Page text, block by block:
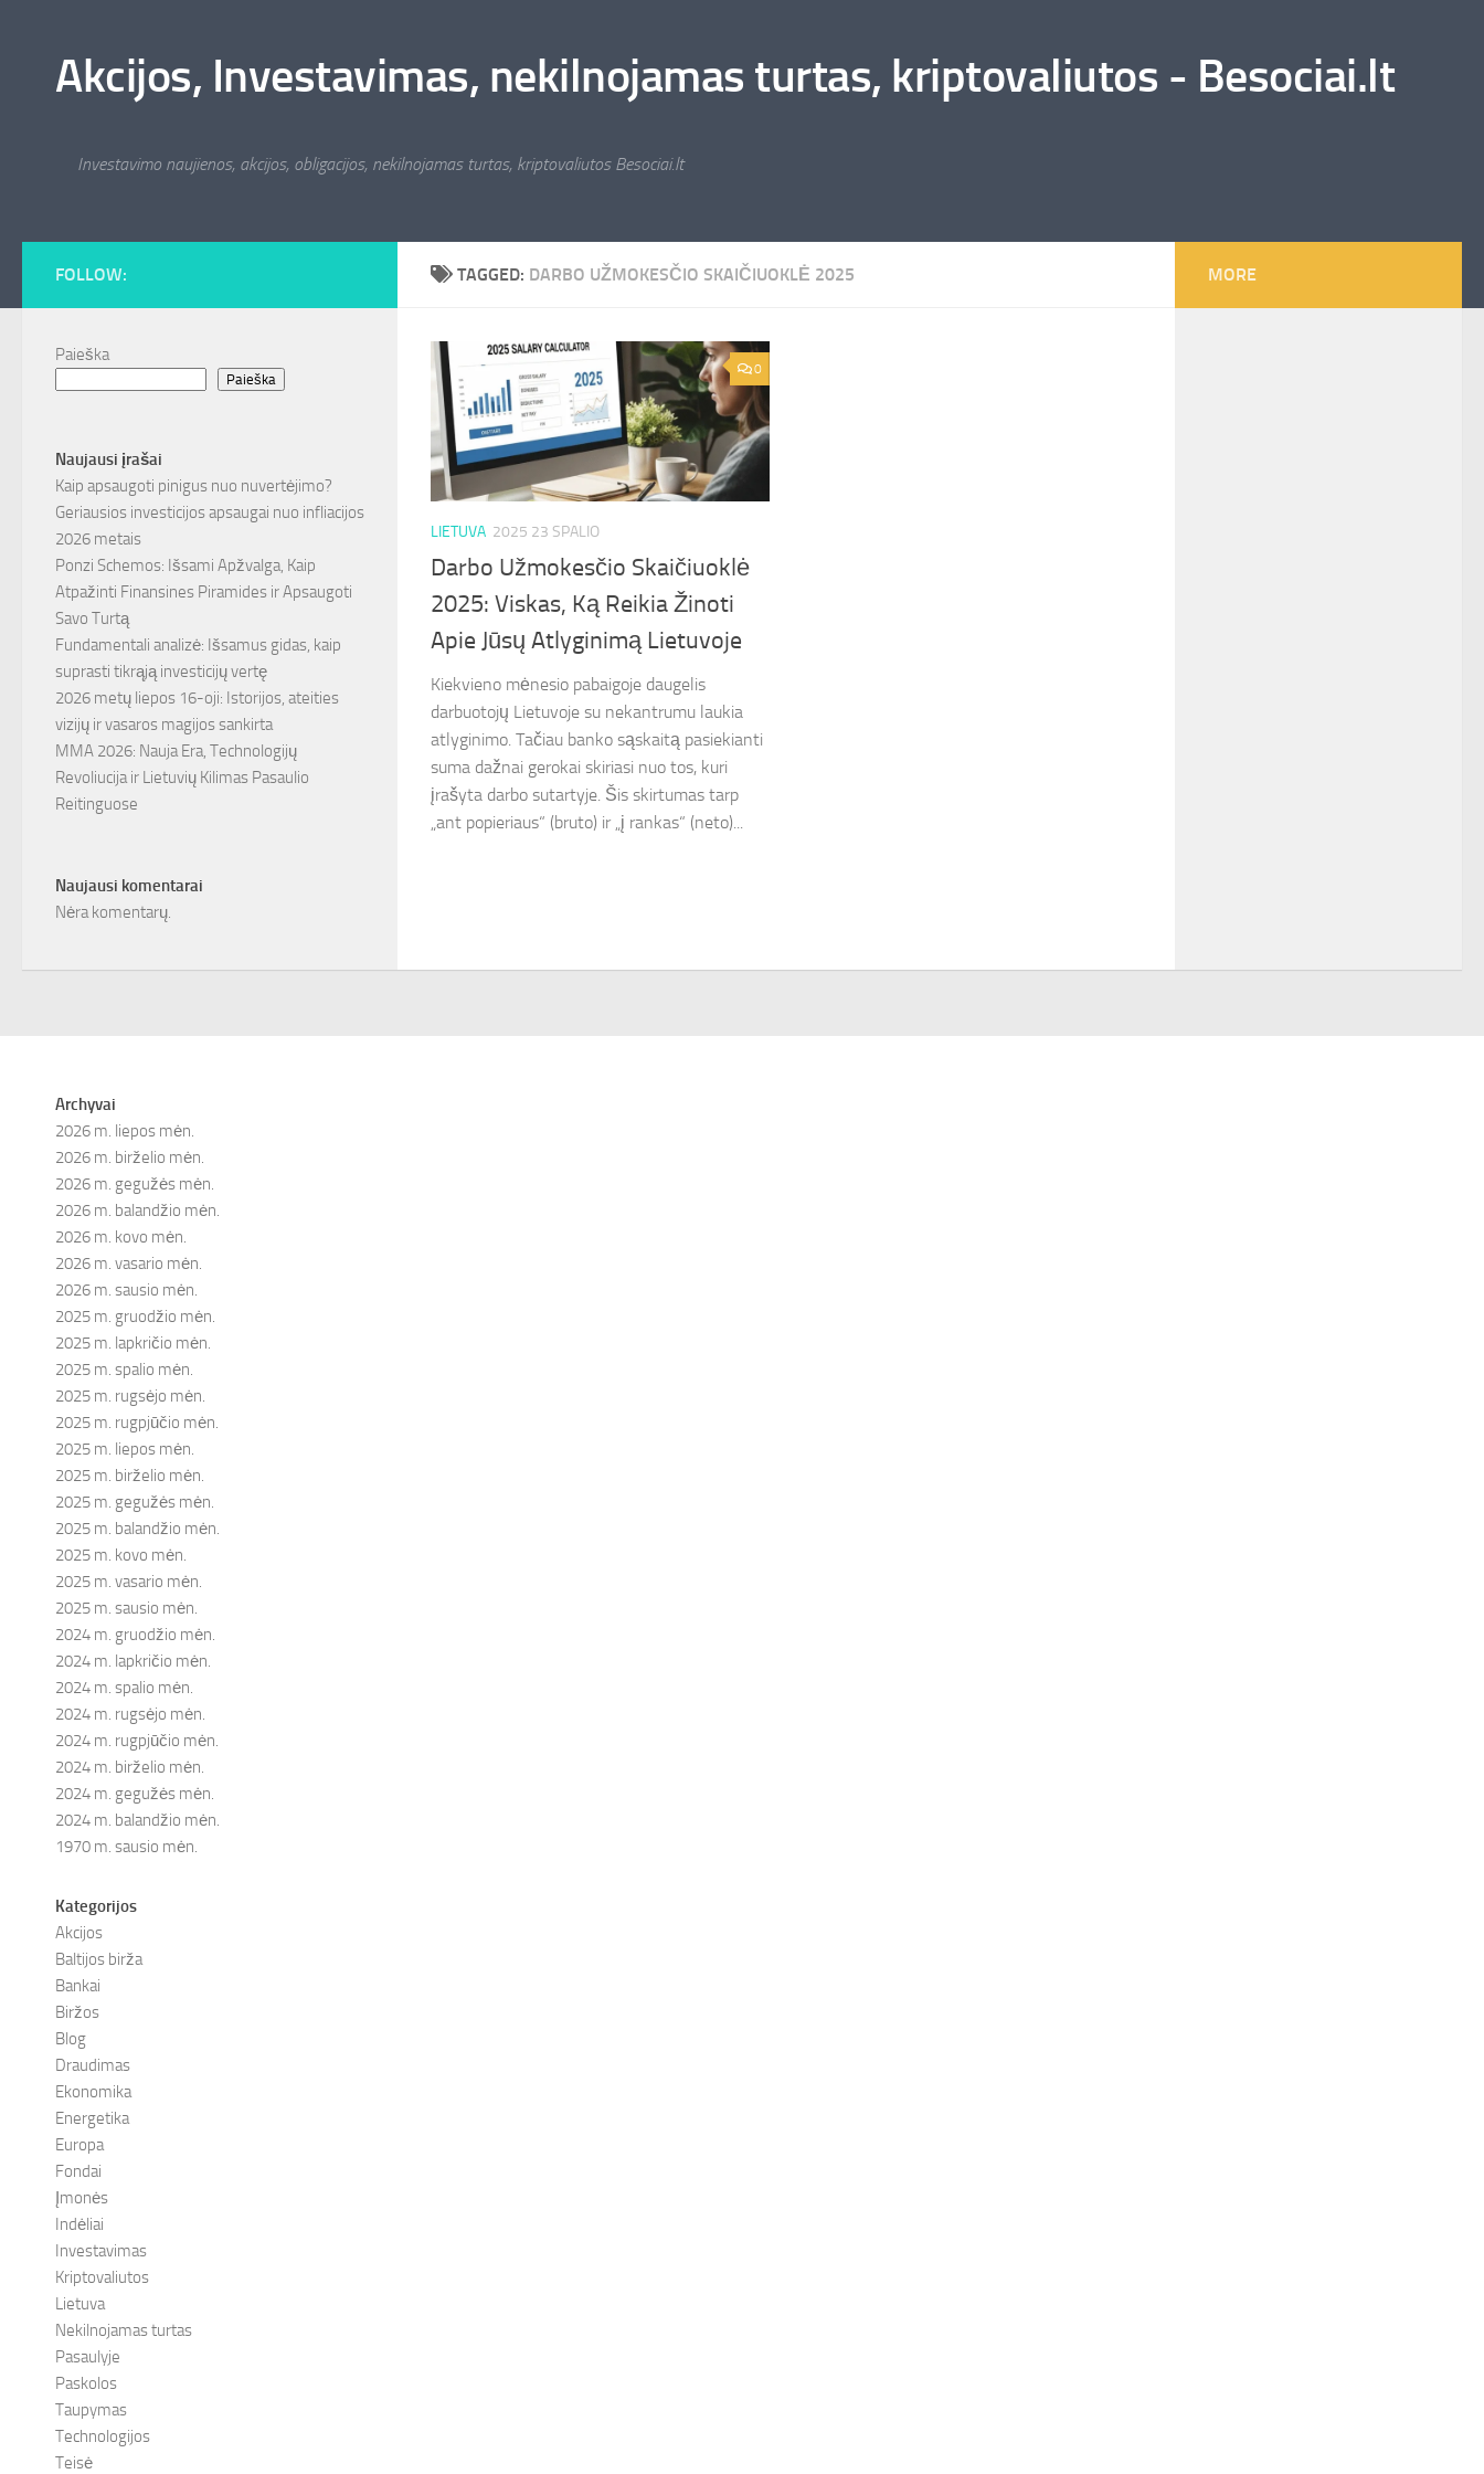
Akcijos, Investavimas, nekilnojamas turtas, kriptovaliutos - Besociai.lt
Investavimo naujienos, akcijos, obligacijos, nekilnojamas turtas, kriptovaliutos Besociai.lt
TAGGED: DARBO UŽMOKESČIO SKAIČIUOKLĖ 2025
0
LIETUVA 2025 23 SPALIO
Darbo Užmokesčio Skaičiuoklė
2025: Viskas, Ką Reikia Žinoti
Apie Jūsų Atlyginimą Lietuvoje
Kiekvieno mėnesio pabaigoje daugelis
darbuotojų Lietuvoje su nekantrumu laukia
atlyginimo. Tačiau banko sąskaitą pasiekianti
suma dažnai gerokai skiriasi nuo tos, kuri
įrašyta darbo sutartyje. Šis skirtumas tarp
„ant popieriaus“ (bruto) ir „į rankas“ (neto)...
FOLLOW:
Paieška
Paieška
Naujausi įrašai
Kaip apsaugoti pinigus nuo nuvertėjimo?
Geriausios investicijos apsaugai nuo infliacijos
2026 metais
Ponzi Schemos: Išsami Apžvalga, Kaip
Atpažinti Finansines Piramides ir Apsaugoti
Savo Turtą
Fundamentali analizė: Išsamus gidas, kaip
suprasti tikrąją investicijų vertę
2026 metų liepos 16-oji: Istorijos, ateities
vizijų ir vasaros magijos sankirta
MMA 2026: Nauja Era, Technologijų
Revoliucija ir Lietuvių Kilimas Pasaulio
Reitinguose
Naujausi komentarai
Nėra komentarų.
MORE
Archyvai
2026 m. liepos mėn.
2026 m. birželio mėn.
2026 m. gegužės mėn.
2026 m. balandžio mėn.
2026 m. kovo mėn.
2026 m. vasario mėn.
2026 m. sausio mėn.
2025 m. gruodžio mėn.
2025 m. lapkričio mėn.
2025 m. spalio mėn.
2025 m. rugsėjo mėn.
2025 m. rugpjūčio mėn.
2025 m. liepos mėn.
2025 m. birželio mėn.
2025 m. gegužės mėn.
2025 m. balandžio mėn.
2025 m. kovo mėn.
2025 m. vasario mėn.
2025 m. sausio mėn.
2024 m. gruodžio mėn.
2024 m. lapkričio mėn.
2024 m. spalio mėn.
2024 m. rugsėjo mėn.
2024 m. rugpjūčio mėn.
2024 m. birželio mėn.
2024 m. gegužės mėn.
2024 m. balandžio mėn.
1970 m. sausio mėn.
Kategorijos
Akcijos
Baltijos birža
Bankai
Biržos
Blog
Draudimas
Ekonomika
Energetika
Europa
Fondai
Įmonės
Indėliai
Investavimas
Kriptovaliutos
Lietuva
Nekilnojamas turtas
Pasaulyje
Paskolos
Taupymas
Technologijos
Teisė